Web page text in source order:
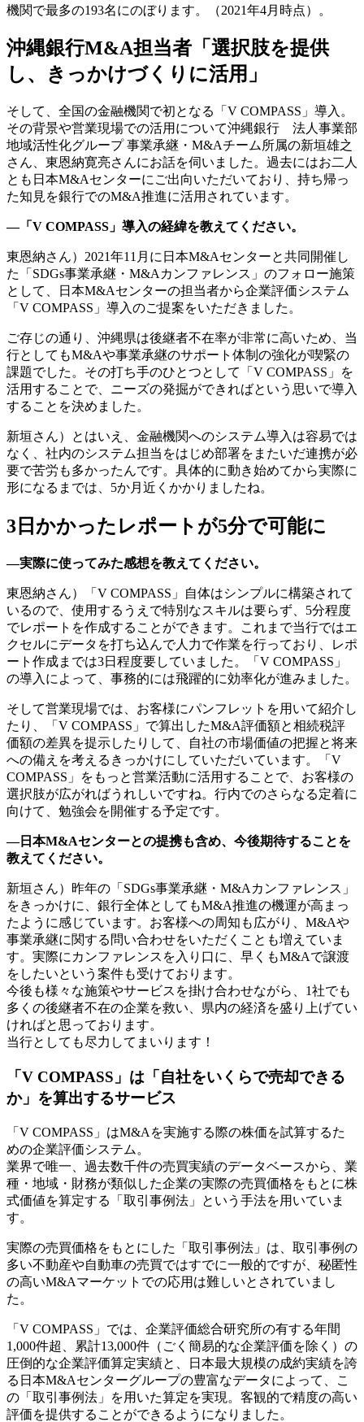
機関で最多の193名にのぼります。（2021年4月時点）。
沖縄銀行M&A担当者「選択肢を提供
し、きっかけづくりに活用」
そして、全国の金融機関で初となる「V COMPASS」導入。
その背景や営業現場での活用について沖縄銀行 法人事業部
地域活性化グループ 事業承継・M&Aチーム所属の新垣雄之
さん、東恩納寛亮さんにお話を伺いました。過去にはお二人
とも日本M&Aセンターにご出向いただいており、持ち帰っ
た知見を銀行でのM&A推進に活用されています。
—「V COMPASS」導入の経緯を教えてください。
東恩納さん）2021年11月に日本M&Aセンターと共同開催し
た「SDGs事業承継・M&Aカンファレンス」のフォロー施策
として、日本M&Aセンターの担当者から企業評価システム
「V COMPASS」導入のご提案をいただきました。
ご存じの通り、沖縄県は後継者不在率が非常に高いため、当
行としてもM&Aや事業承継のサポート体制の強化が喫緊の
課題でした。その打ち手のひとつとして「V COMPASS」を
活用することで、ニーズの発掘ができればという思いで導入
することを決めました。
新垣さん）とはいえ、金融機関へのシステム導入は容易では
なく、社内のシステム担当をはじめ部署をまたいだ連携が必
要で苦労も多かったんです。具体的に動き始めてから実際に
形になるまでは、5か月近くかかりましたね。
3日かかったレポートが5分で可能に
—実際に使ってみた感想を教えてください。
東恩納さん）「V COMPASS」自体はシンプルに構築されて
いるので、使用するうえで特別なスキルは要らず、5分程度
でレポートを作成することができます。これまで当行ではエ
クセルにデータを打ち込んで人力で作業を行っており、レポ
ート作成までは3日程度要していました。「V COMPASS」
の導入によって、事務的には飛躍的に効率化が進みました。
そして営業現場では、お客様にパンフレットを用いて紹介し
たり、「V COMPASS」で算出したM&A評価額と相続税評
価額の差異を提示したりして、自社の市場価値の把握と将来
への備えを考えるきっかけにしていただいています。「V
COMPASS」をもっと営業活動に活用することで、お客様の
選択肢が広がればうれしいですね。行内でのさらなる定着に
向けて、勉強会を開催する予定です。
—日本M&Aセンターとの提携も含め、今後期待することを
教えてください。
新垣さん）昨年の「SDGs事業承継・M&Aカンファレンス」
をきっかけに、銀行全体としてもM&A推進の機運が高まっ
たように感じています。お客様への周知も広がり、M&Aや
事業承継に関する問い合わせをいただくことも増えていま
す。実際にカンファレンスを入り口に、早くもM&Aで譲渡
をしたいという案件も受けております。
今後も様々な施策やサービスを掛け合わせながら、1社でも
多くの後継者不在の企業を救い、県内の経済を盛り上げてい
ければと思っております。
当行としても尽力してまいります！
「V COMPASS」は「自社をいくらで売却できる
か」を算出するサービス
「V COMPASS」はM&Aを実施する際の株価を試算するた
めの企業評価システム。
業界で唯一、過去数千件の売買実績のデータベースから、業
種・地域・財務が類似した企業の実際の売買価格をもとに株
式価値を算定する「取引事例法」という手法を用いていま
す。
実際の売買価格をもとにした「取引事例法」は、取引事例の
多い不動産や自動車の売買ではすでに一般的ですが、秘匿性
の高いM&Aマーケットでの応用は難しいとされていまし
た。
「V COMPASS」では、企業評価総合研究所の有する年間
1,000件超、累計13,000件（ごく簡易的な企業評価を除く）の
圧倒的な企業評価算定実績と、日本最大規模の成約実績を誇
る日本M&Aセンターグループの豊富なデータによって、こ
の「取引事例法」を用いた算定を実現。客観的で精度の高い
評価を提供することができるようになりました。